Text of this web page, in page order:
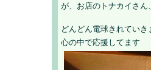
が、お店のトナカイさん
どんどん電球きれていき
心の中で応援してます